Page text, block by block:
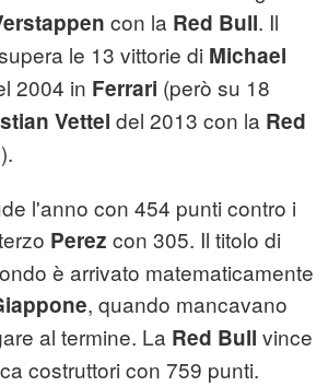
con la Red Bull. Il
le 13 vittorie di Michael
2004 in Ferrari (però su 18
Vettel del 2013 con la Red
l'anno con 454 punti contro i
Perez con 305. Il titolo di
è arrivato matematicamente
, quando mancavano
al termine. La Red Bull vince
costruttori con 759 punti.